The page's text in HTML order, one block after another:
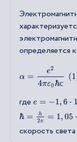
определяется
с
α πε (1
где e =− 1,6⋅10−
ℏ =h 2π= 1,05⋅10−
скорость света